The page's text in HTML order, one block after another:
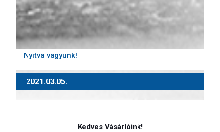
Nyitva vagyunk!
2021.03.05.
Kedves Vásárlóink!